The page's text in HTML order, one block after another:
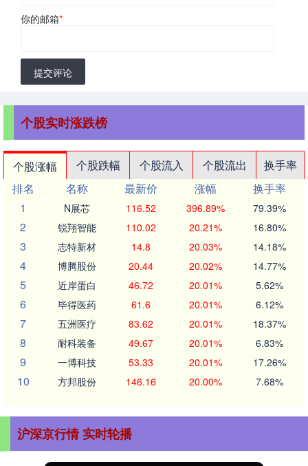
你的邮箱*
提交评论
个股实时涨跌榜
个股涨幅 个股跌幅 个股流入 个股流出
换手率
排名
名称 最新价 涨幅
换手率
1
N展芯 116.52 396.89% 79.39%
2 锐翔智能 110.02 20.21% 16.80%
3 志特新材 14.8 20.03% 14.18%
4 博腾股份 20.44 20.02% 14.77%
5 近岸蛋白 46.72 20.01% 5.62%
6 毕得医药 61.6 20.01% 6.12%
7 五洲医疗 83.62 20.01% 18.37%
8 耐科装备 49.67 20.01% 6.83%
9 一博科技 53.33 20.01% 17.26%
10 方邦股份 146.16 20.00% 7.68%
沪深京行情 实时轮播